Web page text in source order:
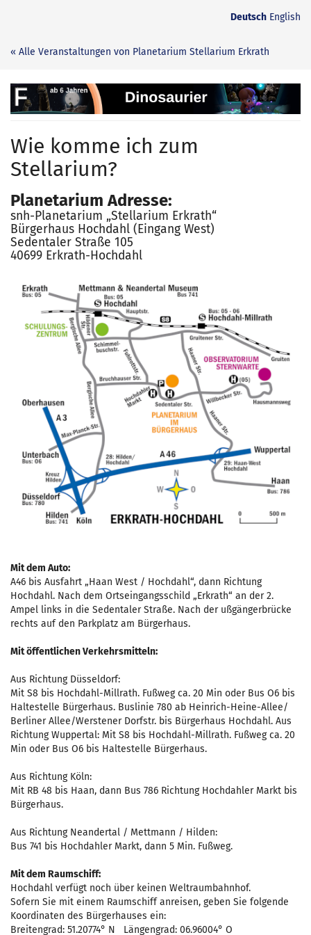
springen
Deutsch English
« Alle Veranstaltungen von Planetarium Stellarium Erkrath
Dinosaurier
Der
Kampf
ums
Überleben
Wie komme ich zum
Stellarium?
Planetarium Adresse:
snh-Planetarium „Stellarium Erkrath“
Bürgerhaus Hochdahl (Eingang West)
Sedentaler Straße 105
40699 Erkrath-Hochdahl
Mit dem Auto:
A46 bis Ausfahrt „Haan West / Hochdahl“, dann Richtung
Hochdahl. Nach dem Ortseingangsschild „Erkrath“ an der 2.
Ampel links in die Sedentaler Straße. Nach der ußgängerbrücke
rechts auf den Parkplatz am Bürgerhaus.
Mit öffentlichen Verkehrsmitteln:
Aus Richtung Düsseldorf:
Mit S8 bis Hochdahl-Millrath. Fußweg ca. 20 Min oder Bus O6 bis
Haltestelle Bürgerhaus. Buslinie 780 ab Heinrich-Heine-Allee/
Berliner Allee/Werstener Dorfstr. bis Bürgerhaus Hochdahl. Aus
Richtung Wuppertal: Mit S8 bis Hochdahl-Millrath. Fußweg ca. 20
Min oder Bus O6 bis Haltestelle Bürgerhaus.
Aus Richtung Köln:
Mit RB 48 bis Haan, dann Bus 786 Richtung Hochdahler Markt bis
Bürgerhaus.
Aus Richtung Neandertal / Mettmann / Hilden:
Bus 741 bis Hochdahler Markt, dann 5 Min. Fußweg.
Mit dem Raumschiff:
Hochdahl verfügt noch über keinen Weltraumbahnhof.
Sofern Sie mit einem Raumschiff anreisen, geben Sie folgende
Koordinaten des Bürgerhauses ein:
Breitengrad: 51.20774° N Längengrad: 06.96004° O